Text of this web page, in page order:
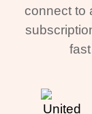
connect to